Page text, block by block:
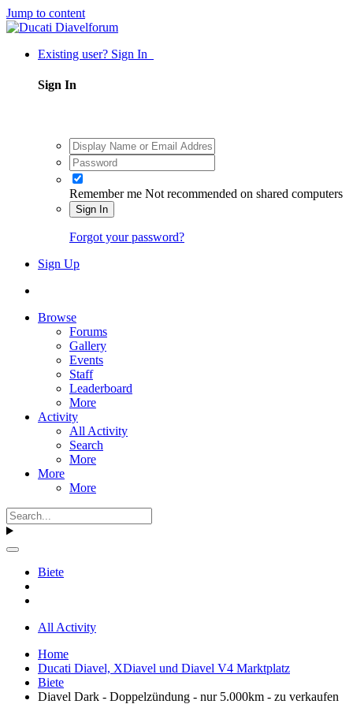
Jump to content
Existing user? Sign In
Sign In
Remember me Not recommended on shared computers
Sign In
Forgot your password?
Sign Up
Browse
Forums
Gallery
Events
Staff
Leaderboard
More
Activity
All Activity
Search
More
More
More
Biete
All Activity
Home
Ducati Diavel, XDiavel und Diavel V4 Marktplatz
Biete
Diavel Dark - Doppelzündung - nur 5.000km - zu verkaufen